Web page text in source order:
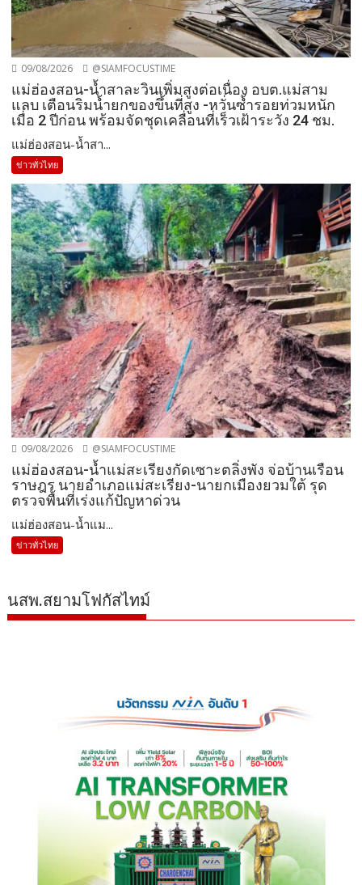
09/08/2026 @SIAMFOCUSTIME
แม่ฮ่องสอน-น้ำสาละวินเพิ่มสูงต่อเนื่อง อบต.แม่สาม
แลบ เตือนริมน้ำยกของขึ้นที่สูง -หวั่นซ้ำรอยท่วมหนัก
เมื่อ 2 ปีก่อน พร้อมจัดชุดเคลื่อนที่เร็วเฝ้าระวัง 24 ชม.
แม่ฮ่องสอน-น้ำสา...
ข่าวทั่วไทย
09/08/2026 @SIAMFOCUSTIME
แม่ฮ่องสอน-น้ำแม่สะเรียงกัดเซาะตลิ่งพัง จ่อบ้านเรือน
ราษฎร นายอำเภอแม่สะเรียง-นายกเมืองยวมใต้ รุด
ตรวจพื้นที่เร่งแก้ปัญหาด่วน
แม่ฮ่องสอน-น้ำแม...
ข่าวทั่วไทย
นสพ.สยามโฟกัสไทม์